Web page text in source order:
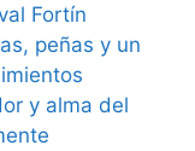
Fortín
peñas y un
y alma del